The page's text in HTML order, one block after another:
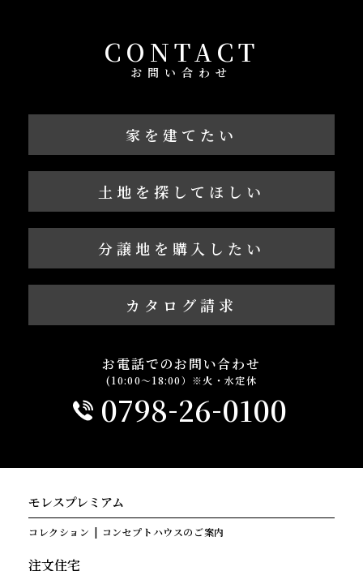
CONTACT
お問い合わせ
家を建てたい
土地を探してほしい
分譲地を購入したい
カタログ請求
お電話でのお問い合わせ
(10:00～18:00）※火・水定休
0798-26-0100
モレスプレミアム
コレクション コンセプトハウスのご案内
注文住宅